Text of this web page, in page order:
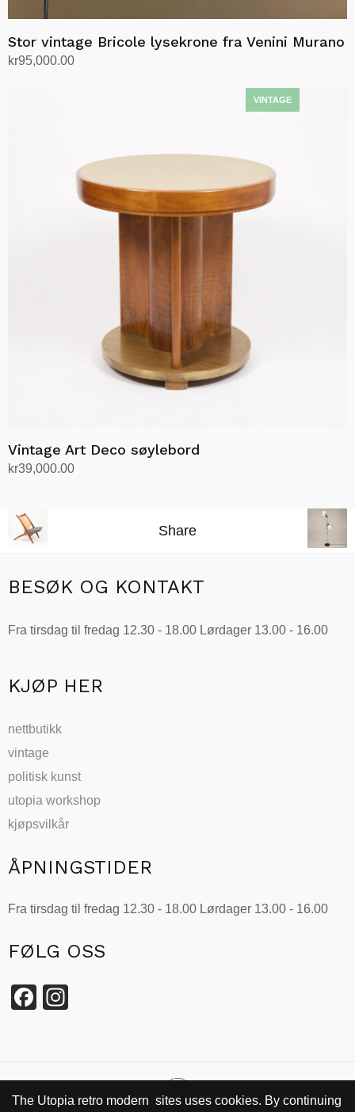
Stor vintage Bricole lysekrone fra Venini Murano
kr95,000.00
Vintage Art Deco søylebord
kr39,000.00
Share
BESØK OG KONTAKT
Fra tirsdag til fredag 12.30 - 18.00 Lørdager 13.00 - 16.00
KJØP HER
nettbutikk
vintage
politisk kunst
utopia workshop
kjøpsvilkår
ÅPNINGSTIDER
Fra tirsdag til fredag 12.30 - 18.00 Lørdager 13.00 - 16.00
FØLG OSS
Facebook
The Utopia retro modern sites uses cookies. By continuing